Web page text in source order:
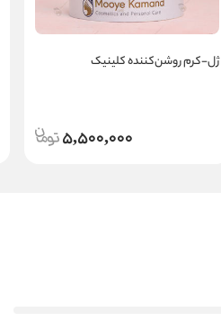
ژل-کرم روشن‌کننده کلینیک
5,500,000